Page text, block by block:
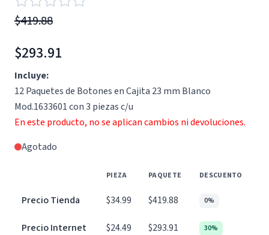
$419.88
$293.91
Incluye:
12 Paquetes de Botones en Cajita 23 mm Blanco
Mod.1633601 con 3 piezas c/u
En este producto, no se aplican cambios ni devoluciones.
Agotado
PIEZA PAQUETE DESCUENTO
Precio Tienda $34.99 $419.88 0%
Precio Internet $24.49 $293.91 30%